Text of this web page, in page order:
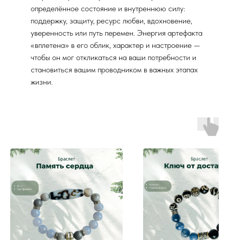
определённое состояние и внутреннюю силу:
поддержку, защиту, ресурс любви, вдохновение,
уверенность или путь перемен. Энергия артефакта
«вплетена» в его облик, характер и настроение —
чтобы он мог откликаться на ваши потребности и
становиться вашим проводником в важных этапах
жизни.